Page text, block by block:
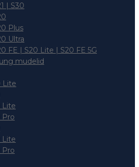
| S30
Plus
Ultra
FE | S20 Lite | S20 FE 5G
mudelid
Lite
Lite
Pro
Lite
Pro